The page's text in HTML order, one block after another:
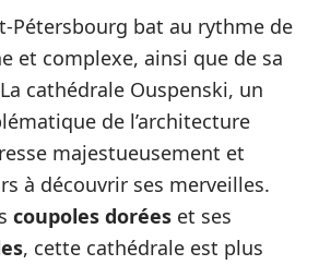
Pétersbourg bat au rythme de
et complexe, ainsi que de sa
cathédrale Ouspenski, un
de l’architecture
majestueusement et
à découvrir ses merveilles.
coupoles dorées et ses
, cette cathédrale est plus